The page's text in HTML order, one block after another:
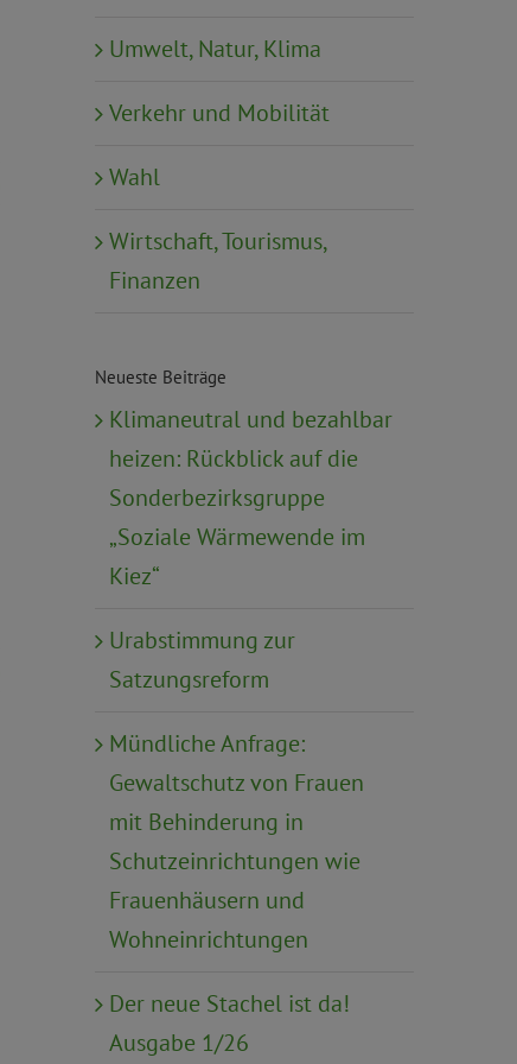
Umwelt, Natur, Klima
Verkehr und Mobilität
Wahl
Wirtschaft, Tourismus,
Finanzen
Neueste Beiträge
Klimaneutral und bezahlbar
heizen: Rückblick auf die
Sonderbezirksgruppe
„Soziale Wärmewende im
Kiez“
Urabstimmung zur
Satzungsreform
Mündliche Anfrage:
Gewaltschutz von Frauen
mit Behinderung in
Schutzeinrichtungen wie
Frauenhäusern und
Wohneinrichtungen
Der neue Stachel ist da!
Ausgabe 1/26